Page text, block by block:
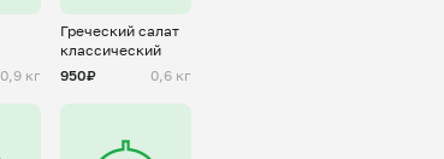
0,9 кг
Греческий салат
классический
950₽
0,6 кг